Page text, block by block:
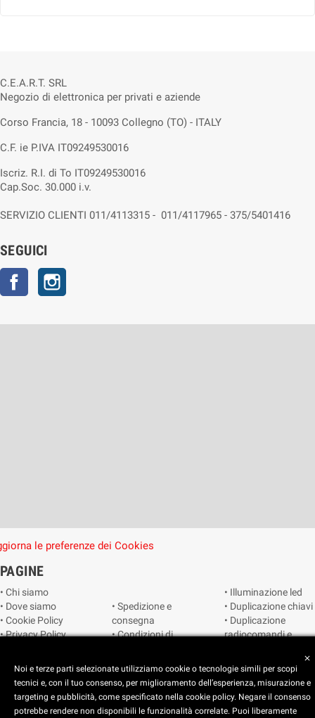
C.E.A.R.T. SRL
Negozio di elettronica per privati e aziende
Corso Francia, 18 - 10093 Collegno (TO) - ITALY
C.F. ie P.IVA IT09249530016
Iscriz. R.I. di To IT09249530016
Cap.Soc. 30.000 i.v.
SERVIZIO CLIENTI 011/4113315 - 011/4117965 - 375/5401416
SEGUICI
Facebook
le preferenze dei Cookies
PAGINE
• Chi siamo
• Dove siamo
• Cookie Policy
• Privacy Policy
• Spedizione e
consegna
• Condizioni di
• Illuminazione led
• Duplicazione chiavi
• Duplicazione
radiocomandi e
• Video sorveglianza
Copyright © 2025 CEART | Negozio di elettronica Torino
close
Noi e terze parti selezionate utilizziamo cookie o tecnologie simili per scopi
tecnici e, con il tuo consenso, per miglioramento dell’esperienza, misurazione e
targeting e pubblicità, come specificato nella cookie policy. Negare il consenso
potrebbe rendere non disponibili le funzionalità correlate. Puoi liberamente